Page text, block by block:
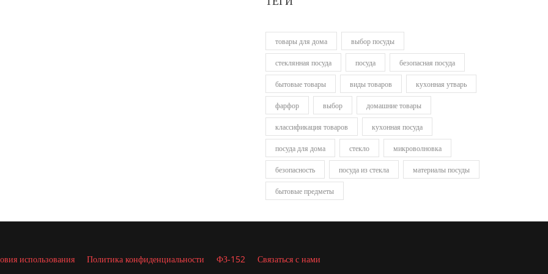
товары для дома выбор посуды
стеклянная посуда посуда безопасная посуда
бытовые товары виды товаров кухонная утварь
фарфор выбор домашние товары
классификация товаров кухонная посуда
посуда для дома стекло микроволновка
безопасность посуда из стекла материалы посуды
бытовые предметы
использования Политика конфиденциальности ФЗ-152 Связаться с нами